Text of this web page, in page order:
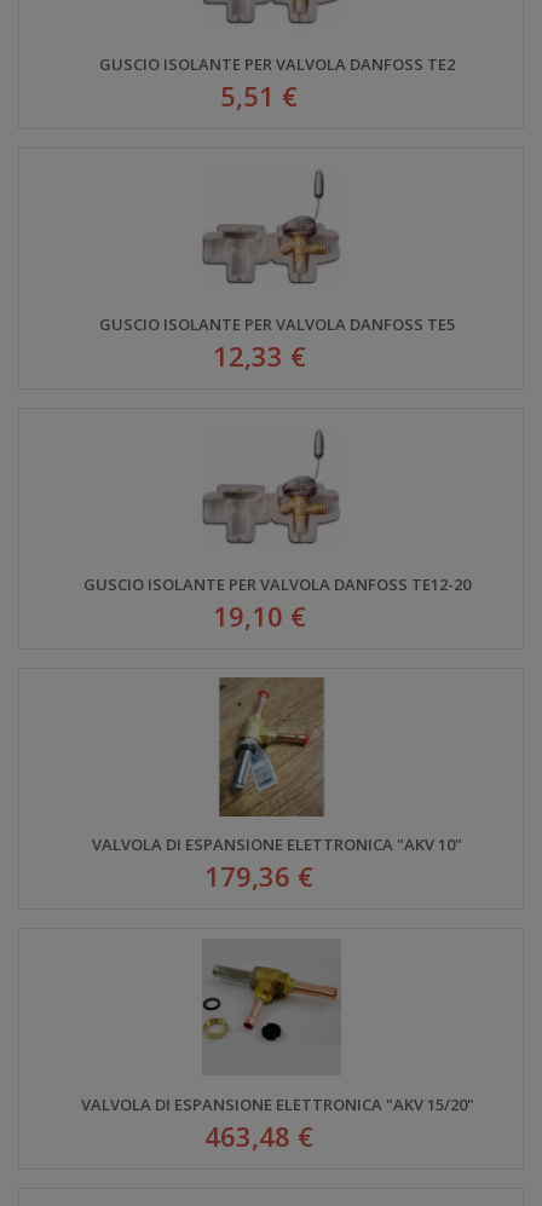
GUSCIO ISOLANTE PER VALVOLA DANFOSS TE2
5,51 €
GUSCIO ISOLANTE PER VALVOLA DANFOSS TE5
12,33 €
GUSCIO ISOLANTE PER VALVOLA DANFOSS TE12-20
19,10 €
VALVOLA DI ESPANSIONE ELETTRONICA "AKV 10"
179,36 €
VALVOLA DI ESPANSIONE ELETTRONICA "AKV 15/20"
463,48 €